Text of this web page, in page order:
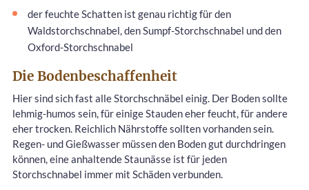
der feuchte Schatten ist genau richtig für den
Waldstorchschnabel, den Sumpf-Storchschnabel und den
Oxford-Storchschnabel
Die Bodenbeschaffenheit
Hier sind sich fast alle Storchschnäbel einig. Der Boden sollte
lehmig-humos sein, für einige Stauden eher feucht, für andere
eher trocken. Reichlich Nährstoffe sollten vorhanden sein.
Regen- und Gießwasser müssen den Boden gut durchdringen
können, eine anhaltende Staunässe ist für jeden
Storchschnabel immer mit Schäden verbunden.